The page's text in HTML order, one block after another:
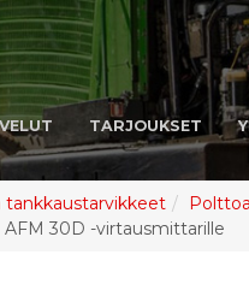
TARJOUKSET
30D -virtausmittarille